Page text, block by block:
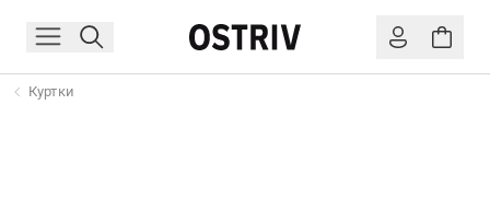
Куртки